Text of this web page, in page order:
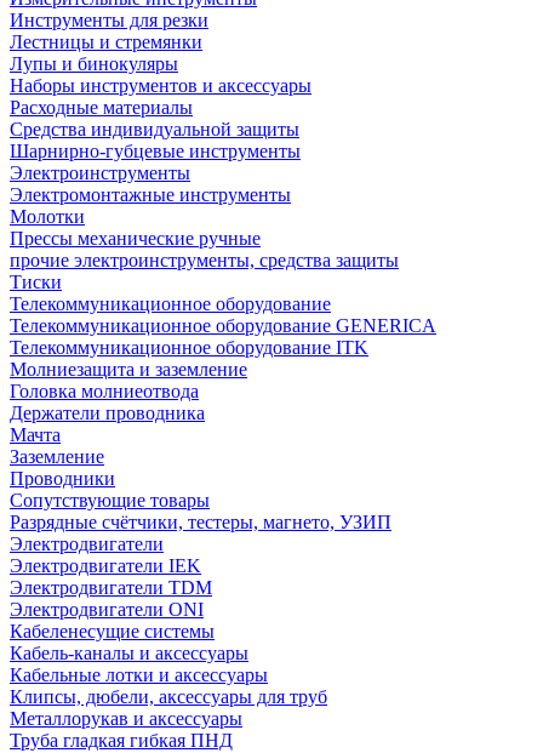
Инструменты для резки
Лестницы и стремянки
Лупы и бинокуляры
Наборы инструментов и аксессуары
Расходные материалы
Средства индивидуальной защиты
Шарнирно-губцевые инструменты
Электроинструменты
Электромонтажные инструменты
Молотки
Прессы механические ручные
прочие электроинструменты, средства защиты
Тиски
Телекоммуникационное оборудование
Телекоммуникационное оборудование GENERICA
Телекоммуникационное оборудование ITK
Молниезащита и заземление
Головка молниеотвода
Держатели проводника
Мачта
Заземление
Проводники
Сопутствующие товары
Разрядные счётчики, тестеры, магнето, УЗИП
Электродвигатели
Электродвигатели IEK
Электродвигатели TDM
Электродвигатели ONI
Кабеленесущие системы
Кабель-каналы и аксессуары
Кабельные лотки и аксессуары
Клипсы, дюбели, аксессуары для труб
Металлорукав и аксессуары
Труба гладкая гибкая ПНД